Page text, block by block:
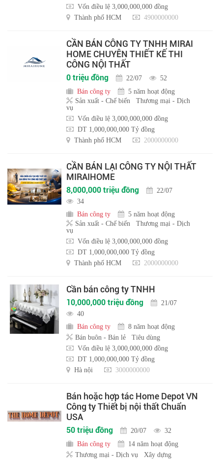
Vốn điều lệ 3,000,000,000 đồng
Thành phố HCM
4900000000
CẦN BÁN CÔNG TY TNHH MIRAI
HOME CHUYÊN THIẾT KẾ THI
CÔNG NỘI THẤT
0 triệu đồng 22/07
52
Bán công ty
5 năm hoạt động
Sản xuất - Chế biến
Thương mại - Dịch
vụ
Vốn điều lệ 3,000,000,000 đồng
DT 1,000,000,000 Tỷ đồng
Thành phố HCM
2000000000
CẦN BÁN LẠI CÔNG TY NỘI THẤT
MIRAIHOME
8,000,000 triệu đồng
22/07
34
Bán công ty
5 năm hoạt động
Sản xuất - Chế biến
Thương mại - Dịch
vụ
Vốn điều lệ 3,000,000,000 đồng
DT 1,000,000,000 Tỷ đồng
Thành phố HCM
2000000000
Cần bán công ty TNHH
10,000,000 triệu đồng
21/07
40
Bán công ty
8 năm hoạt động
Bán buôn - Bán lẻ
Tiêu dùng
Vốn điều lệ 3,000,000,000 đồng
DT 1,000,000,000 Tỷ đồng
Hà nội
3000000000
Bán hoặc hợp tác Home Depot VN
Công ty Thiết bị nội thất Chuẩn
USA
50 triệu đồng 20/07
32
Bán công ty
14 năm hoạt động
Thương mại - Dịch vụ
Xây dựng